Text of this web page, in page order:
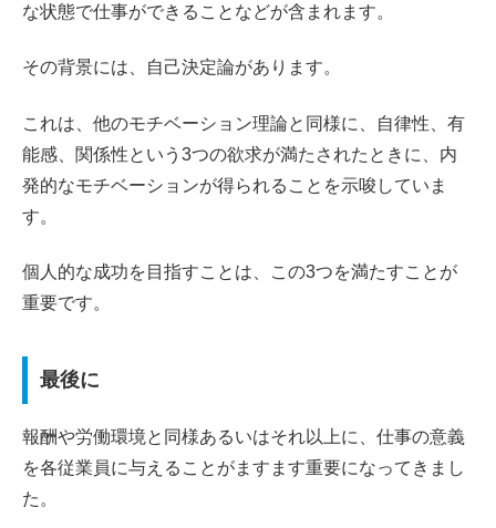
な状態で仕事ができることなどが含まれます。
その背景には、自己決定論があります。
これは、他のモチベーション理論と同様に、自律性、有
能感、関係性という3つの欲求が満たされたときに、内
発的なモチベーションが得られることを示唆していま
す。
個人的な成功を目指すことは、この3つを満たすことが
重要です。
最後に
報酬や労働環境と同様あるいはそれ以上に、仕事の意義
を各従業員に与えることがますます重要になってきまし
た。